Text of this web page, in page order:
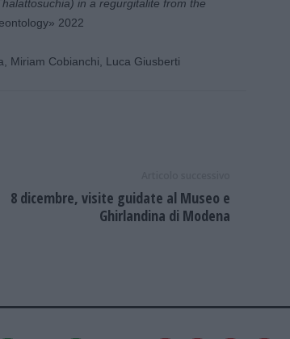
in a regurgitalite from the
2022
Miriam Cobianchi, Luca Giusberti
8 dicembre, visite guidate al Museo e
Ghirlandina di Modena